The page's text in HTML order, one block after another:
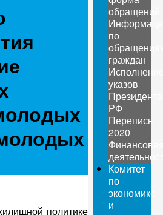
политике
обращений
по
граждан
указов
Президента
РФ
Перепись
2020
Комитет
по
экономике
и